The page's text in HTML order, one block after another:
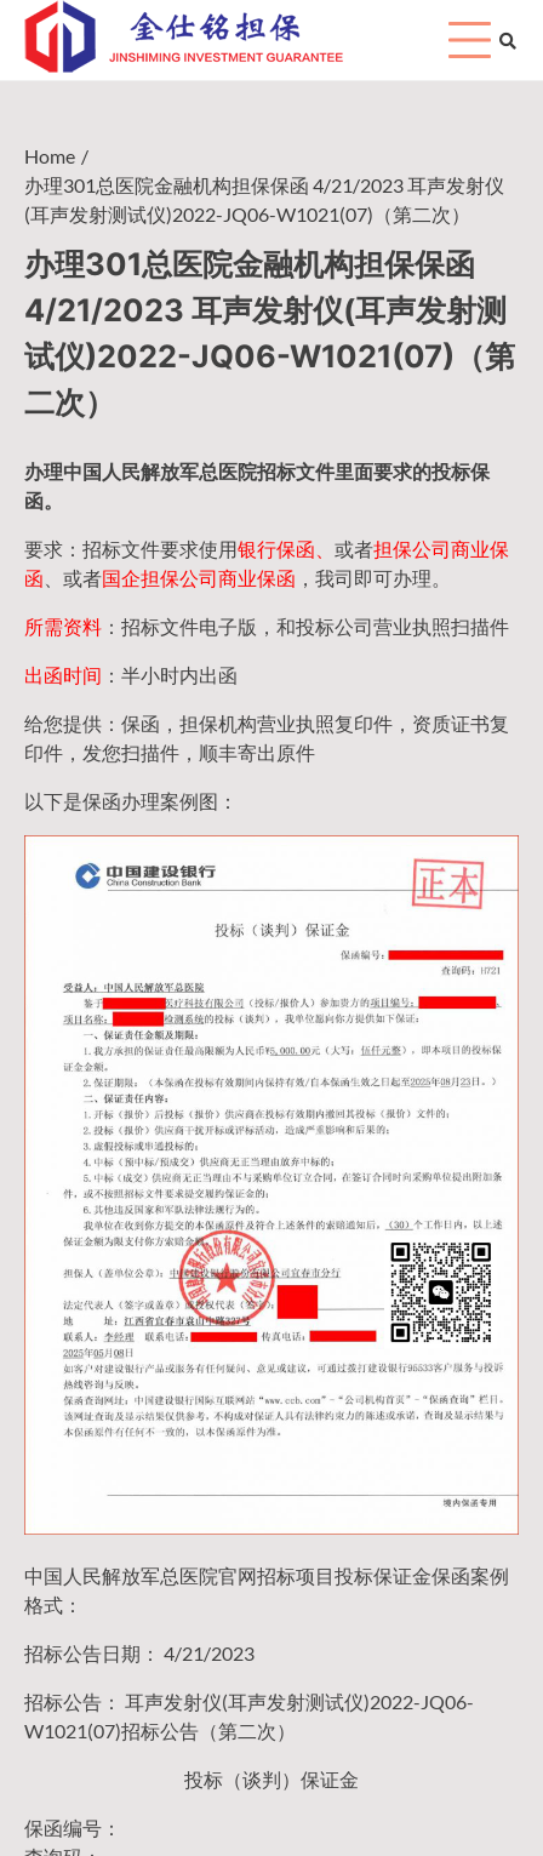
Skip
content
Home
办理301总医院金融机构担保保函 4/21/2023 耳声发射仪
(耳声发射测试仪)2022-JQ06-W1021(07)（第二次）
办理301总医院金融机构担保保函
4/21/2023 耳声发射仪(耳声发射测
试仪)2022-JQ06-W1021(07)（第
二次）
办理中国人民解放军总医院招标文件里面要求的投标保
函。
要求：招标文件要求使用银行保函、 或者担保公司商业保
函 、或者国企担保公司商业保函 ，我司即可办理。
所需资料 ：招标文件电子版，和投标公司营业执照扫描件
出函时间 ：半小时内出函
给您提供：保函，担保机构营业执照复印件，资质证书复
印件，发您扫描件，顺丰寄出原件
以下是保函办理案例图：
中国人民解放军总医院官网招标项目投标保证金保函案例
格式：
招标公告日期： 4/21/2023
招标公告： 耳声发射仪(耳声发射测试仪)2022-JQ06-
W1021(07)招标公告（第二次）
投标（谈判）保证金
保函编号：